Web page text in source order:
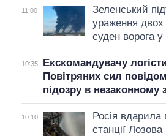
11:00
Зеленський
ураження двох
суден ворога
10:35
Екскомандувачу
Повітряних сил
підозру в незаконному
10:10
Росія вдарила
станції Лозова